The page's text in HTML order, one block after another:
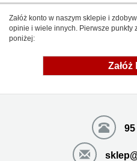
Załóż konto w naszym sklepie i
opinie i wiele innych. Pierwsze punkty
poniżej:
95